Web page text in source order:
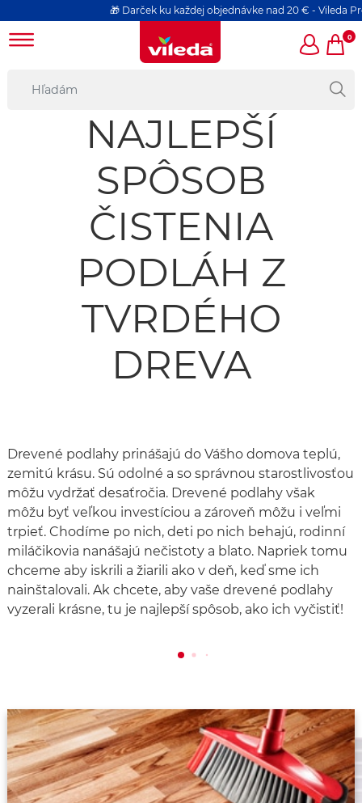
🎁 Darček ku každej objednávke nad 20 € - Vileda Pro
0
NAJLEPŠÍ
SPÔSOB
ČISTENIA
PODLÁH Z
TVRDÉHO
DREVA
Drevené podlahy prinášajú do Vášho domova teplú,
zemitú krásu. Sú odolné a so správnou starostlivosťou
môžu vydržať desaťročia. Drevené podlahy však
môžu byť veľkou investíciou a zároveň môžu i veľmi
trpieť. Chodíme po nich, deti po nich behajú, rodinní
miláčikovia nanášajú nečistoty a blato. Napriek tomu
chceme aby iskrili a žiarili ako v deň, keď sme ich
nainštalovali. Ak chcete, aby vaše drevené podlahy
vyzerali krásne, tu je najlepší spôsob, ako ich vyčistiť!